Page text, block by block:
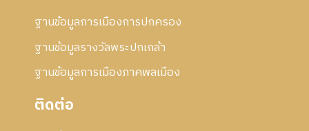
ฐานข้อมูลการเมืองการปกครอง
ฐานข้อมูลรางวัลพระปกเกล้า
ฐานข้อมูลการเมืองภาคพลเมือง
ติดต่อ